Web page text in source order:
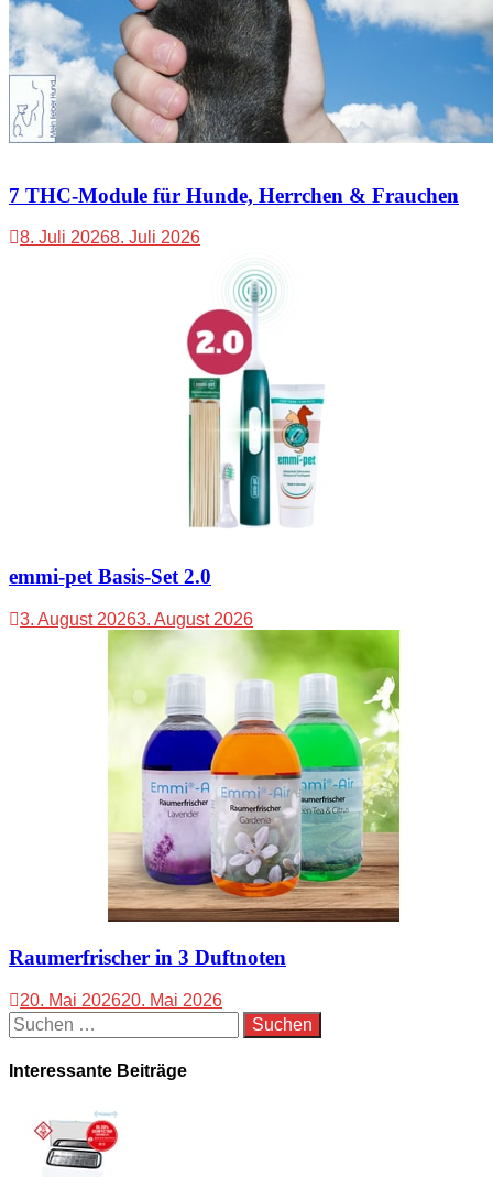
7 THC-Module für Hunde, Herrchen & Frauchen
8. Juli 20268. Juli 2026
emmi-pet Basis-Set 2.0
3. August 20263. August 2026
Raumerfrischer in 3 Duftnoten
20. Mai 202620. Mai 2026
Suchen
nach:
Interessante Beiträge